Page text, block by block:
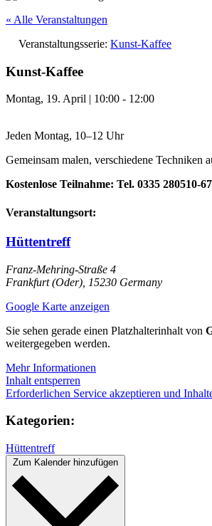
« Alle Veranstaltungen
Veranstaltungsserie: Kunst-Kaffee
Kunst-Kaffee
Montag, 19. April | 10:00 - 12:00
Jeden Montag, 10–12 Uhr
Gemeinsam malen, verschiedene Techniken
Kostenlose Teilnahme: Tel. 0335 280510‑67
Veranstaltungsort:
Hüttentreff
Franz-Mehring-Straße 4
Frankfurt (Oder) 15230 Germany
Google Karte anzeigen
Sie sehen gerade einen Platzhalterinhalt von
weitergegeben werden.
Mehr Informationen
Inhalt entsperren
Erforderlichen Service akzeptieren und
Kategorien:
Hüttentreff